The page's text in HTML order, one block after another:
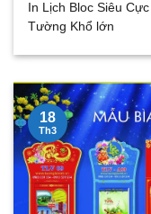
In Lịch Bloc Siêu
Tường Khổ lớn
18
Th3